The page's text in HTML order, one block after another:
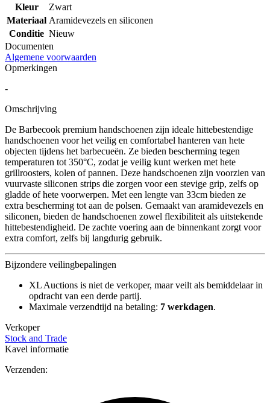
Kleur
Zwart
Materiaal Aramidevezels en siliconen
Conditie Nieuw
Documenten
Algemene voorwaarden
Opmerkingen
-
Omschrijving
De Barbecook premium handschoenen zijn ideale hittebestendige
handschoenen voor het veilig en comfortabel hanteren van hete
objecten tijdens het barbecueën. Ze bieden bescherming tegen
temperaturen tot 350°C, zodat je veilig kunt werken met hete
grillroosters, kolen of pannen. Deze handschoenen zijn voorzien van
vuurvaste siliconen strips die zorgen voor een stevige grip, zelfs op
gladde of hete voorwerpen. Met een lengte van 33cm bieden ze
extra bescherming tot aan de polsen. Gemaakt van aramidevezels en
siliconen, bieden de handschoenen zowel flexibiliteit als uitstekende
hittebestendigheid. De zachte voering aan de binnenkant zorgt voor
extra comfort, zelfs bij langdurig gebruik.
Bijzondere veilingbepalingen
XL Auctions is niet de verkoper, maar veilt als bemiddelaar in
opdracht van een derde partij.
Maximale verzendtijd na betaling: 7 werkdagen.
Verkoper
Stock and Trade
Kavel informatie
Verzenden: